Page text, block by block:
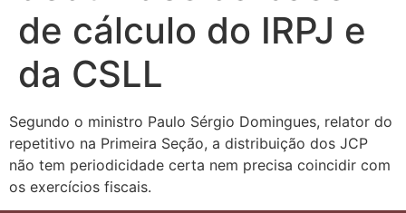
de cálculo do IRPJ e
da CSLL
Segundo o ministro Paulo Sérgio Domingues, relator do
repetitivo na Primeira Seção, a distribuição dos JCP
não tem periodicidade certa nem precisa coincidir com
os exercícios fiscais.